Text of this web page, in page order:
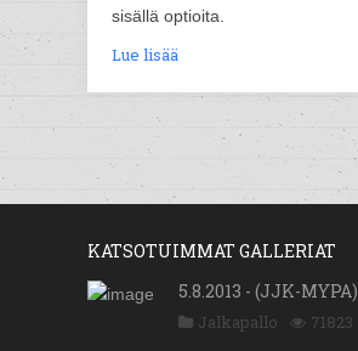
sisällä optioita.
Lue lisää
KATSOTUIMMAT GALLERIAT
5.8.2013 - (JJK-MYPA)
Jalkapallo 71823